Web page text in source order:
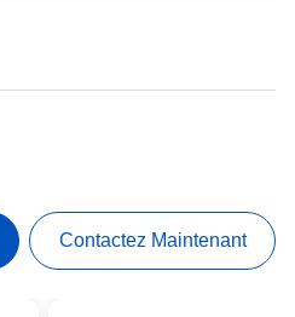
Contactez Maintenant